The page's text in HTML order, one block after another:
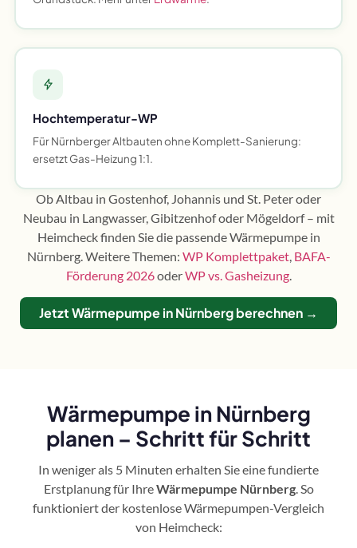
Hochtemperatur-WP
Für Nürnberger Altbauten ohne Komplett-Sanierung:
ersetzt Gas-Heizung 1:1.
Ob Altbau in Gostenhof, Johannis und St. Peter oder
Neubau in Langwasser, Gibitzenhof oder Mögeldorf – mit
Heimcheck finden Sie die passende Wärmepumpe in
Nürnberg. Weitere Themen: WP Komplettpaket, BAFA-
Förderung 2026oderWP vs. Gasheizung.
Jetzt Wärmepumpe in Nürnberg berechnen →
Wärmepumpe in Nürnberg
planen – Schritt für Schritt
In weniger als 5 Minuten erhalten Sie eine fundierte
Erstplanung für IhreWärmepumpe Nürnberg. So
funktioniert der kostenlose Wärmepumpen-Vergleich
von Heimcheck: